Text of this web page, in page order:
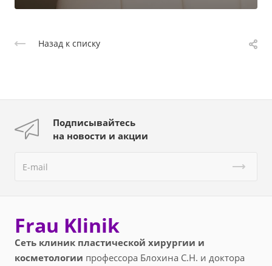
Назад к списку
Подписывайтесь
на новости и акции
Frau Klinik
Сеть клиник пластической хирургии и
косметологии профессора Блохина С.Н. и доктора